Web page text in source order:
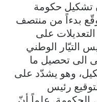
تشكيل حكومة
بدءاً من منتصف
التعديلات على
التيّار الوطني
الى تحصيل ما
وهو يشدّد على
رئيس